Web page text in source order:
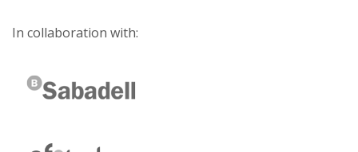
In collaboration with: